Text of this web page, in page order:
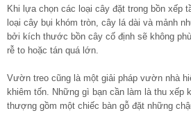
Khi lựa chọn các loại cây đặt trong bồn xếp
loại cây bụi khóm tròn, cây lá dài và mảnh
bởi kích thước bồn cây cố định sẽ không
rễ to hoặc tán quá lớn.
Vườn treo cũng là một giải pháp vườn nhà
khiêm tốn. Những gì bạn cần làm là thu xếp
thượng gồm một chiếc bàn gỗ đặt những